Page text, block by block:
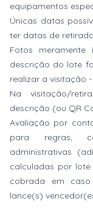
equipamentos
Únicas datas
ter datas de
Fotos
descrição do lote
realizar a visitação
Na visitação/
descrição (ou QR
Avaliação por
para regras,
administrativas
calculadas por
cobrada em
lance(s)